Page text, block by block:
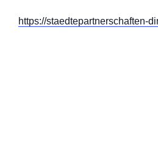
https://staedtepartnerschaften-